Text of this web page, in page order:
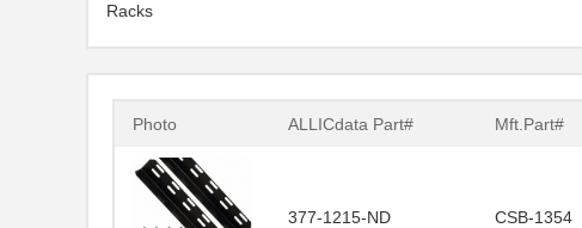
Racks
Photo ALLICdata Part# Mft.Part#
377-1215-ND CSB-1354